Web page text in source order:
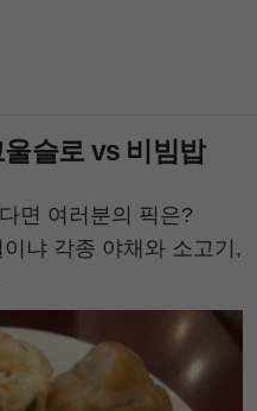
슬로 vs 비빔밥
면 여러분의 픽은?
냐 각종 야채와 소고기,